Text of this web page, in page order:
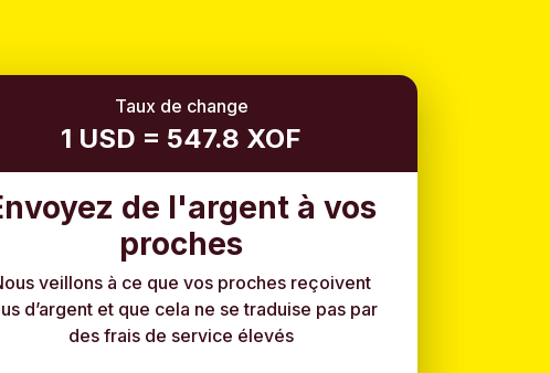
Taux de change
1 USD = 547.8 XOF
de l'argent à vos
proches
veillons à ce que vos proches reçoivent
d’argent et que cela ne se traduise pas par
des frais de service élevés